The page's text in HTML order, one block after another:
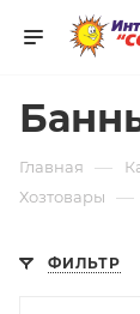
Главная —
Хозтовары —
ФИЛЬТР